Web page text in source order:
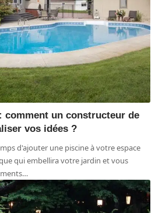
comment un constructeur de
vos idées ?
d'ajouter une piscine à votre espace
qui embellira votre jardin et vous
…